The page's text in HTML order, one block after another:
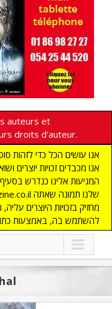
auteurs et
droits d'auteur.
אנו עושים הכל כדי לזהות
אנו מכבדים זכויות יוצרים
מחזיק בזכויות היוצרים
להשתמש בה, באמצעות